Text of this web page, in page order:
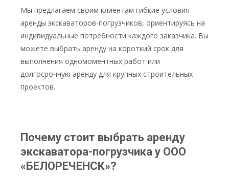
Мы предлагаем своим клиентам гибкие условия
аренды экскаваторов-погрузчиков, ориентируясь на
индивидуальные потребности каждого заказчика. Вы
можете выбрать аренду на короткий срок для
выполнения одномоментных работ или
долгосрочную аренду для крупных строительных
проектов.
Почему стоит выбрать аренду
экскаватора-погрузчика у ООО
«БЕЛОРЕЧЕНСК»?